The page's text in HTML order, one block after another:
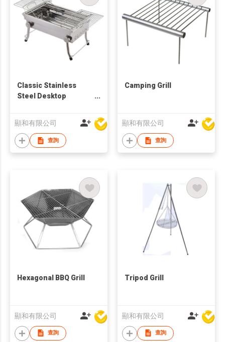
Classic Stainless
Steel Desktop
顯和有限公司
查詢
Camping Grill
顯和有限公司
查詢
Hexagonal BBQ Grill
顯和有限公司
查詢
Tripod Grill
顯和有限公司
查詢